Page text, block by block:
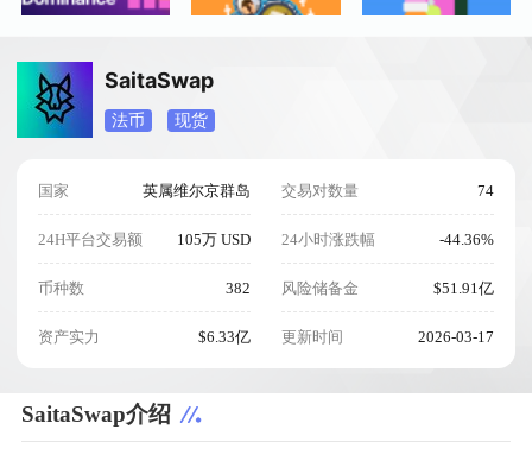
SaitaSwap
法币 现货
国家 英属维尔京群岛
24H平台交易额 105万 USD
币种数 382
资产实力 $6.33亿
交易对数量 74
24小时涨跌幅 -44.36%
风险储备金 $51.91亿
更新时间 2026-03-17
SaitaSwap介绍